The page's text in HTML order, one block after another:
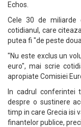
Echos.
Cele 30 de miliarde
cotidianul, care
putea fi "de peste
"Nu este exclus un
euro", mai scrie
apropiate Comisiei
In cadrul conferintei
despre o sustinere
timp in care Grecia isi
finantelor publice,